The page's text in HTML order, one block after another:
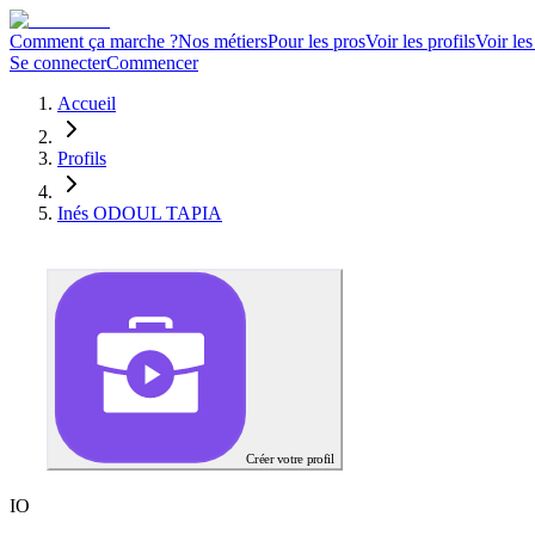
Comment ça marche ?Nos métiersPour les prosVoir les profilsVoir
Se connecterCommencer
Accueil
Profils
Inés ODOUL TAPIA
Créer votre profil
IO